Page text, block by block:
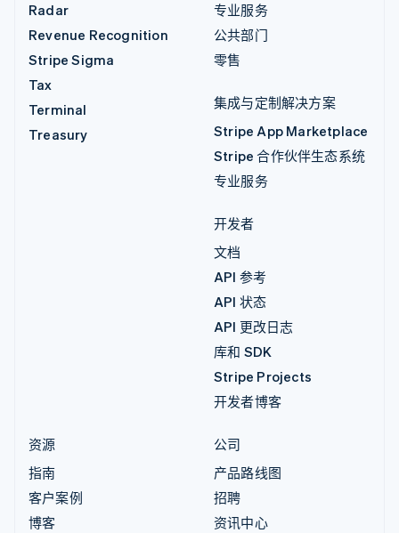
Radar
Revenue Recognition
Stripe Sigma
Tax
Terminal
Treasury
专业服务
公共部门
零售
集成与定制解决方案
Stripe App Marketplace
Stripe 合作伙伴生态系统
专业服务
开发者
文档
API 参考
API 状态
API 更改日志
库和 SDK
Stripe Projects
开发者博客
资源
指南
客户案例
博客
公司
产品路线图
招聘
资讯中心